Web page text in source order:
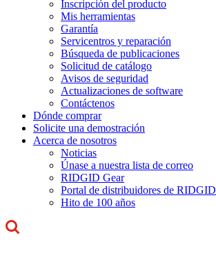
Inscripción del producto
Mis herramientas
Garantía
Servicentros y reparación
Búsqueda de publicaciones
Solicitud de catálogo
Avisos de seguridad
Actualizaciones de software
Contáctenos
Dónde comprar
Solicite una demostración
Acerca de nosotros
Noticias
Únase a nuestra lista de correo
RIDGID Gear
Portal de distribuidores de RIDGID
Hito de 100 años